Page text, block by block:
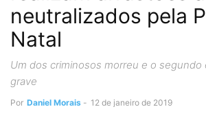
neutralizados pela
Natal
Um dos criminosos morreu e o segundo
grave
Por Daniel Morais - 12 de janeiro de 2019